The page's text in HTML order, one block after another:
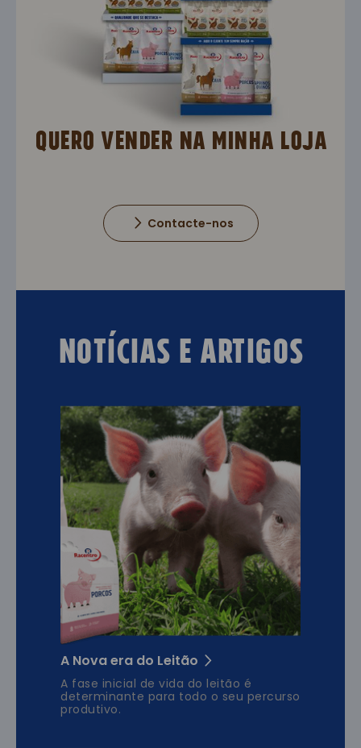
Quero vender na minha loja
Contacte-nos
Notícias e Artigos
A Nova era do Leitão
A fase inicial de vida do leitão é
determinante para todo o seu percurso
produtivo.